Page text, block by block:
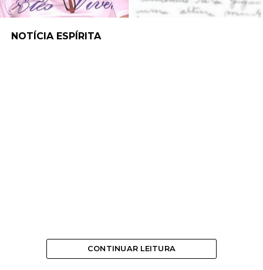
NOTÍCIA ESPÍRITA
CONTINUAR LEITURA